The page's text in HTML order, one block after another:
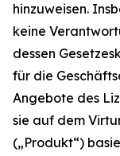
hinzuweisen.
keine
dessen
für die
Angebote des
sie auf dem
(„Produkt“)